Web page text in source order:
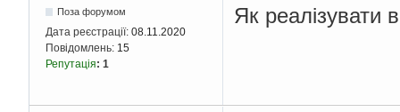
Поза форумом
Дата реєстрації: 08.11.2020
Повідомлень: 15
Репутація: 1
Як реалізувати